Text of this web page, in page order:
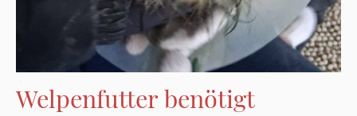
Welpenfutter benötigt